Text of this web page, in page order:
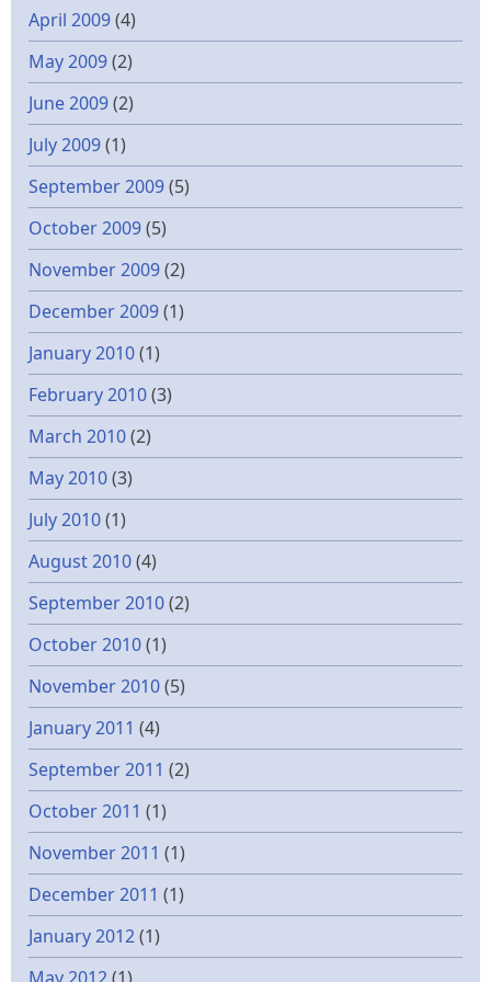
April 2009(4)
May 2009(2)
June 2009(2)
July 2009(1)
September 2009(5)
October 2009(5)
November 2009(2)
December 2009(1)
January 2010(1)
February 2010(3)
March 2010(2)
May 2010(3)
July 2010(1)
August 2010(4)
September 2010(2)
October 2010(1)
November 2010(5)
January 2011 (4)
September 2011 (2)
October 2011 (1)
November 2011 (1)
December 2011 (1)
January 2012(1)